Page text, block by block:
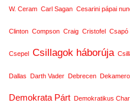
W. Ceram Carl Sagan Cesarini pápai
Clinton Compson Craig Cristofel Csapó
Csepel Csillagok háborúja
Dallas Darth Vader Debrecen
Demokrata Párt Demokratikus